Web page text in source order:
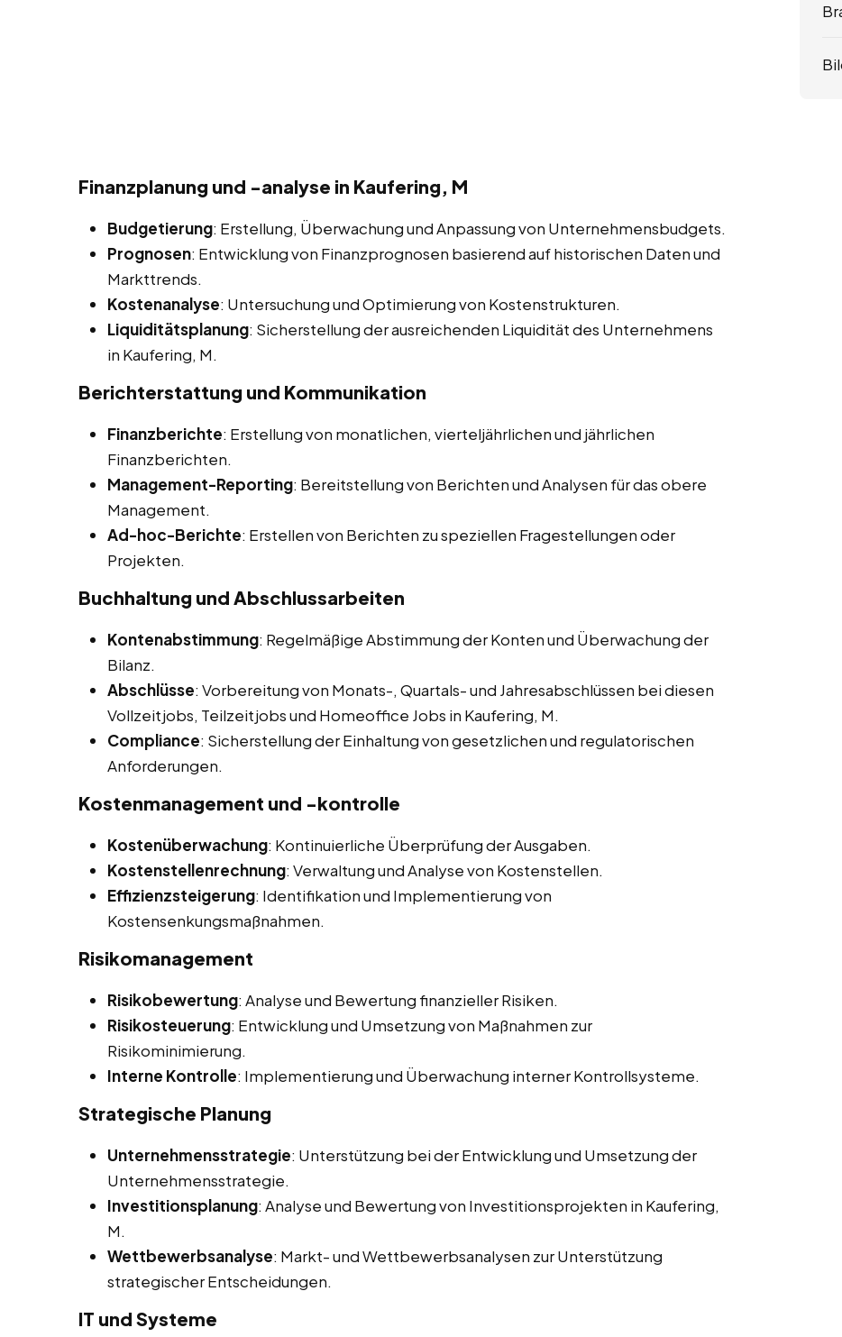
Finanzplanung und -analyse in Kaufering, M
Budgetierung: Erstellung, Überwachung und Anpassung von Unternehmensbudgets.
Prognosen: Entwicklung von Finanzprognosen basierend auf historischen Daten und
Markttrends.
Kostenanalyse: Untersuchung und Optimierung von Kostenstrukturen.
Liquiditätsplanung: Sicherstellung der ausreichenden Liquidität des Unternehmens
in Kaufering, M.
Berichterstattung und Kommunikation
Finanzberichte: Erstellung von monatlichen, vierteljährlichen und jährlichen
Finanzberichten.
Management-Reporting: Bereitstellung von Berichten und Analysen für das obere
Management.
Ad-hoc-Berichte: Erstellen von Berichten zu speziellen Fragestellungen oder
Projekten.
Buchhaltung und Abschlussarbeiten
Kontenabstimmung: Regelmäßige Abstimmung der Konten und Überwachung der
Bilanz.
Abschlüsse: Vorbereitung von Monats-, Quartals- und Jahresabschlüssen bei diesen
Vollzeitjobs, Teilzeitjobs und Homeoffice Jobs in Kaufering, M.
Compliance: Sicherstellung der Einhaltung von gesetzlichen und regulatorischen
Anforderungen.
Kostenmanagement und -kontrolle
Kostenüberwachung: Kontinuierliche Überprüfung der Ausgaben.
Kostenstellenrechnung: Verwaltung und Analyse von Kostenstellen.
Effizienzsteigerung: Identifikation und Implementierung von
Kostensenkungsmaßnahmen.
Risikomanagement
Risikobewertung: Analyse und Bewertung finanzieller Risiken.
Risikosteuerung: Entwicklung und Umsetzung von Maßnahmen zur
Risikominimierung.
Interne Kontrolle: Implementierung und Überwachung interner Kontrollsysteme.
Strategische Planung
Unternehmensstrategie: Unterstützung bei der Entwicklung und Umsetzung der
Unternehmensstrategie.
Investitionsplanung: Analyse und Bewertung von Investitionsprojekten in Kaufering,
M.
Wettbewerbsanalyse: Markt- und Wettbewerbsanalysen zur Unterstützung
strategischer Entscheidungen.
IT und Systeme